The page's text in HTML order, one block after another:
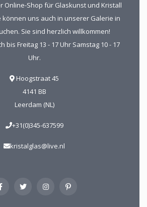
Online-Shop für Glaskunst und Kristall
können uns auch in unserer Galerie in
Sie sind herzlich willkommen!
bis Freitag 13 - 17 Uhr Samstag 10 - 17
Uhr.
Hoogstraat 45
4141 BB
Leerdam (NL)
+31(0)345-637599
kristalglas@live.nl